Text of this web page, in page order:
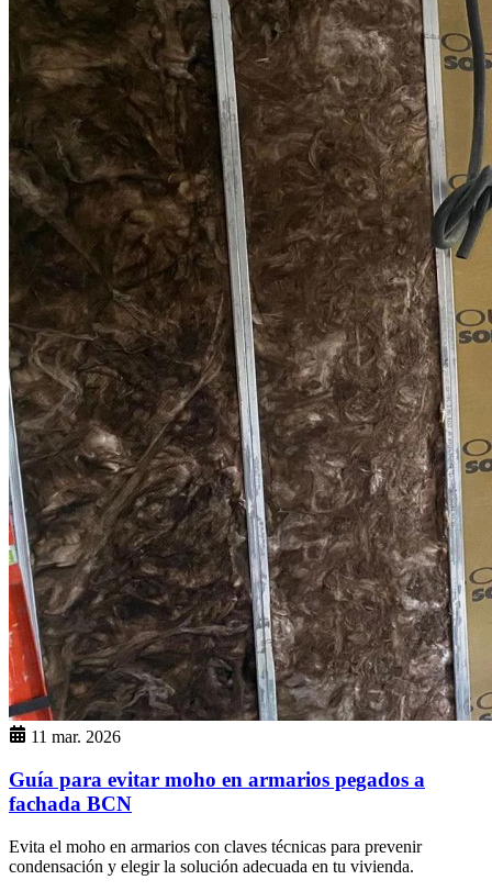
11 mar. 2026
Guía para evitar moho en armarios pegados a
fachada BCN
Evita el moho en armarios con claves técnicas para prevenir
condensación y elegir la solución adecuada en tu vivienda.